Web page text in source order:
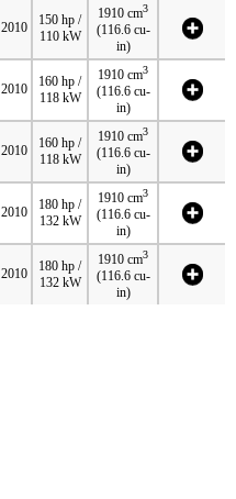
2010
150 hp /
110 kW
1910 cm3
(116.6 cu-
in)
2010
160 hp /
118 kW
1910 cm3
(116.6 cu-
in)
2010
160 hp /
118 kW
1910 cm3
(116.6 cu-
in)
2010
180 hp /
132 kW
1910 cm3
(116.6 cu-
in)
2010
180 hp /
132 kW
1910 cm3
(116.6 cu-
in)